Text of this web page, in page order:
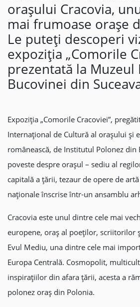
orașului Cracovia,
mai frumoase orașe
Le puteți descoperi
expoziția „Comorile
prezentată la Muzeul
Bucovinei din
Expoziția „Comorile Cracoviei”,
Internațional de Cultură al orașului și
românească, de Institutul Polonez din
poveste despre orașul – sediu al
capitală a țării, tezaur de opere de
naționale înscrise într-un ansamblu
Cracovia este unul dintre cele mai
europene, oraș al poeților, scriitorilor
Evul Mediu, una dintre cele mai
Europa Centrală. Cosmopolit,
inspirațiilor din afara țării, acesta a
polonez oraș din Polonia.